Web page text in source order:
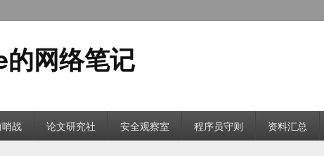
网络笔记
战 论文研究社 安全观察室 程序员守则 资料汇总